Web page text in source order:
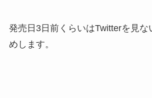
発売日3日前くらいはTwitterを見な
めします。